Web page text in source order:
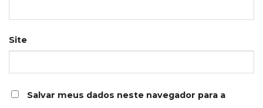
Site
Salvar meus dados neste navegador para a